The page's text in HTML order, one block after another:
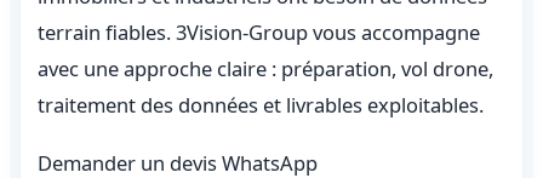
terrain fiables. 3Vision-Group vous accompagne
avec une approche claire : préparation, vol drone,
traitement des données et livrables exploitables.
Demander un devis WhatsApp